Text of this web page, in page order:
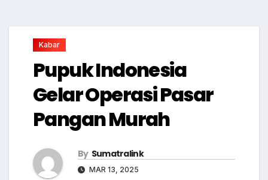
Kabar
Pupuk Indonesia
Gelar Operasi Pasar
Pangan Murah
By Sumatralink
MAR 13, 2025